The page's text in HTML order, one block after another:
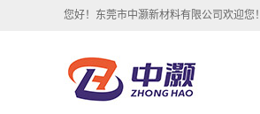
您好！东莞市中灏新材料有限公司欢迎您！